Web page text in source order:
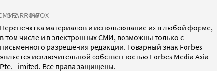
SPARROWINFOX
Перепечатка материалов и использование их в любой форме,
в том числе и в электронных СМИ, возможны только с
письменного разрешения редакции. Товарный знак Forbes
является исключительной собственностью Forbes Media Asia
Pte. Limited. Все права защищены.